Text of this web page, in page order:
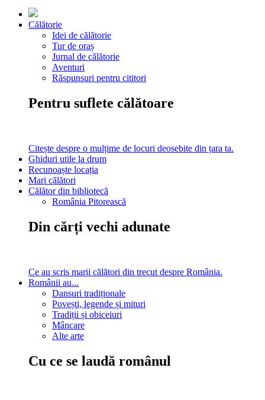
Călătorie
Idei de călătorie
Tur de oraș
Jurnal de călătorie
Aventuri
Răspunsuri pentru cititori
Pentru suflete călătoare
Citește despre o mulțime de locuri deosebite din țara ta.
Ghiduri utile la drum
Recunoaște locația
Mari călători
Călător din bibliotecă
România Pitorească
Din cărți vechi adunate
Ce au scris marii călători din trecut despre România.
Românii au...
Dansuri tradiționale
Povești, legende și mituri
Tradiții și obiceiuri
Mâncare
Alte arte
Cu ce se laudă românul